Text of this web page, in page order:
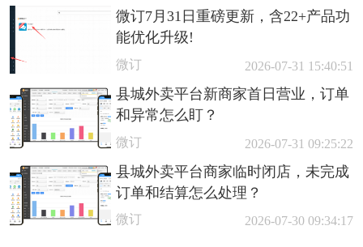
微订7月31日重磅更新，含22+产品功
能优化升级!
微订 2026-07-31 15:40:51
县城外卖平台新商家首日营业，订单
和异常怎么盯？
微订 2026-07-31 09:25:22
县城外卖平台商家临时闭店，未完成
订单和结算怎么处理？
微订 2026-07-30 09:34:17